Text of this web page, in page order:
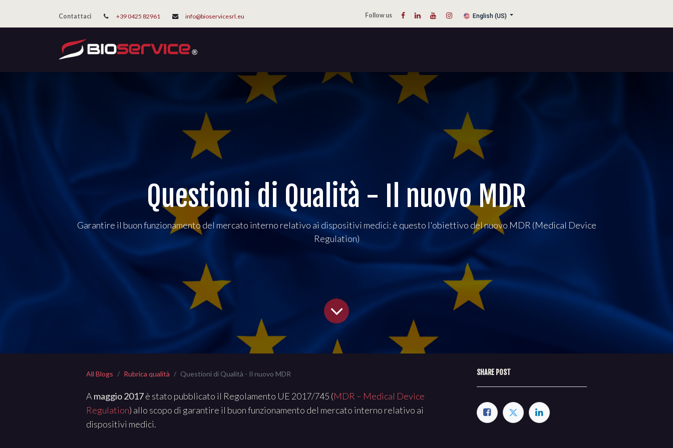
Contattaci +39 0425 82961 info@bioservicesrl.eu Follow us English (US)
Questioni di Qualità - Il nuovo MDR
Garantire il buon funzionamento del mercato interno relativo ai dispositivi medici: è questo l'obiettivo del nuovo MDR (Medical Device
Regulation)
All Blogs Rubrica qualità Questioni di Qualità - Il nuovo MDR
A maggio 2017è stato pubblicato il Regolamento UE 2017/745 (MDR – Medical Device
Regulation) allo scopo di garantire il buon funzionamento del mercato interno relativo ai
dispositivi medici.
SHARE POST